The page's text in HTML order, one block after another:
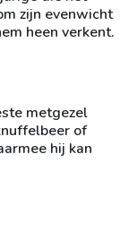
zijn evenwicht
heen verkent.
metgezel
of
hij kan